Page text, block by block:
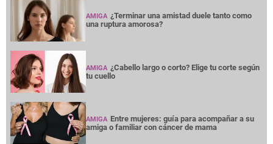
AMIGA ¿Terminar una amistad duele tanto como
una ruptura amorosa?
AMIGA ¿Cabello largo o corto? Elige tu corte según
tu cuello
AMIGA Entre mujeres: guía para acompañar a su
amiga o familiar con cáncer de mama